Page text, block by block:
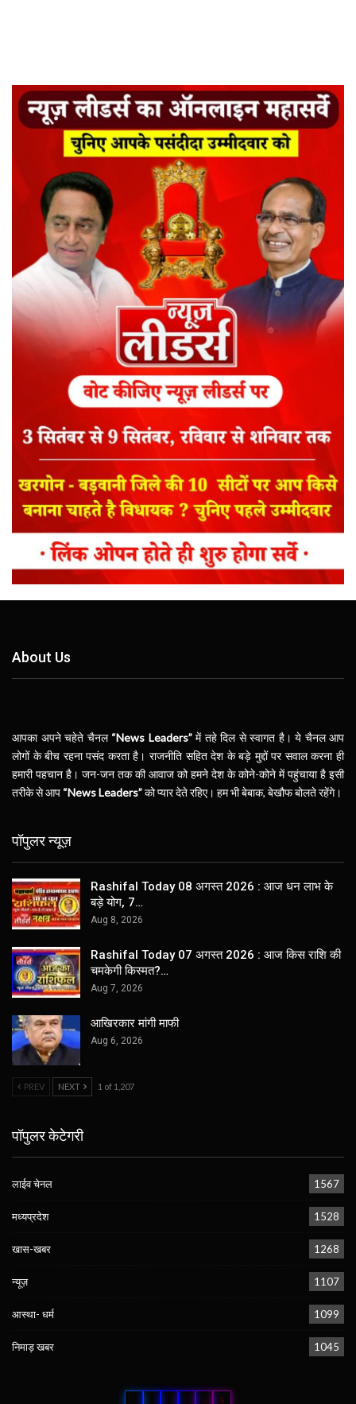
About Us
आपका अपने चहेते चैनल “News Leaders”में तहे दिल से स्वागत है। ये चैनल आप
लोगों के बीच रहना पसंद करता है। राजनीति सहित देश के बड़े मुद्दों पर सवाल करना ही
हमारी पहचान है। जन-जन तक की आवाज को हमने देश के कोने-कोने में पहुंचाया है इसी
तरीके से आप “News Leaders”को प्यार देते रहिए। हम भी बेबाक, बेखौफ बोलते रहेंगे।
पॉपुलर न्यूज़
Rashifal Today 08 अगस्त 2026 : आज धन लाभ के
बड़े योग, 7…
Aug 8, 2026
Rashifal Today 07 अगस्त 2026 : आज किस राशि की
चमकेगी किस्मत?…
Aug 7, 2026
आखिरकार मांगी माफी
Aug 6, 2026
PREV NEXT 1 of 1,207
पॉपुलर केटेगरी
लाईव चेनल 1567
मध्यप्रदेश 1528
खास-खबर 1268
न्यूज़ 1107
आस्था- धर्म 1099
निमाड़ खबर 1045
2 5 5